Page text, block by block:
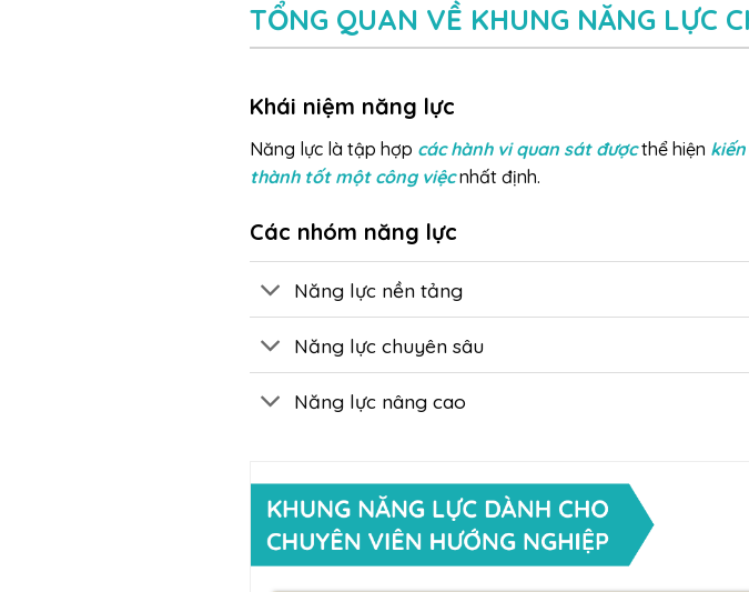
TỔNG QUAN VỀ KHUNG NĂNG LỰC
Khái niệm năng lực
Năng lực là tập hợp các hành vi quan sát được thể hiện
thành tốt một công việc nhất định.
Các nhóm năng lực
Năng lực nền tảng
Năng lực chuyên sâu
Năng lực nâng cao